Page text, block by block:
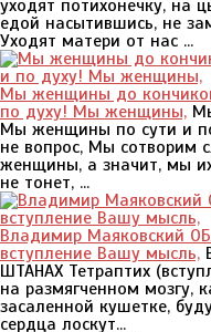
уходят потихонечку, на
едой насытившись, не
Уходят матери от нас ...
Мы женщины до
по духу! Мы женщины,
Мы женщины по сути и
не вопрос, Мы сотворим
женщины, а значит, мы
не тонет, ...
Владимир Маяковский
вступление Вашу мысль,
ШТАНАХ Тетраптих
на размягченном мозгу,
засаленной кушетке,
сердца лоскут...